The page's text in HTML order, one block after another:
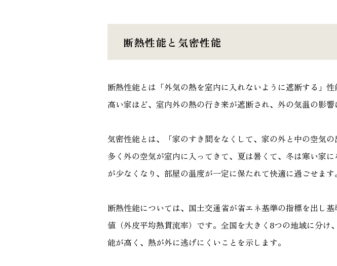
断熱性能と気密性能
断熱性能とは「外気の熱を室内に入れないように遮断する」
高い家ほど、室内外の熱の行き来が遮断され、外の気温の影
気密性能とは、「家のすき間をなくして、家の外と中の空気
多く外の空気が室内に入ってきて、夏は暑くて、冬は寒い家
が少なくなり、部屋の温度が一定に保たれて快適に過ごせます。
断熱性能については、国土交通省が省エネ基準の指標を出し
値（外皮平均熱貫流率）です。全国を大きく8つの地域に分
能が高く、熱が外に逃げにくいことを示します。